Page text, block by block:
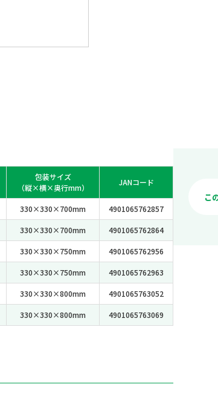
包装サイズ
（縦×横×奥行mm）
JANコード
330×330×700mm 4901065762857
330×330×700mm 4901065762864
330×330×750mm 4901065762956
330×330×750mm 4901065762963
330×330×800mm 4901065763052
330×330×800mm 4901065763069
こ